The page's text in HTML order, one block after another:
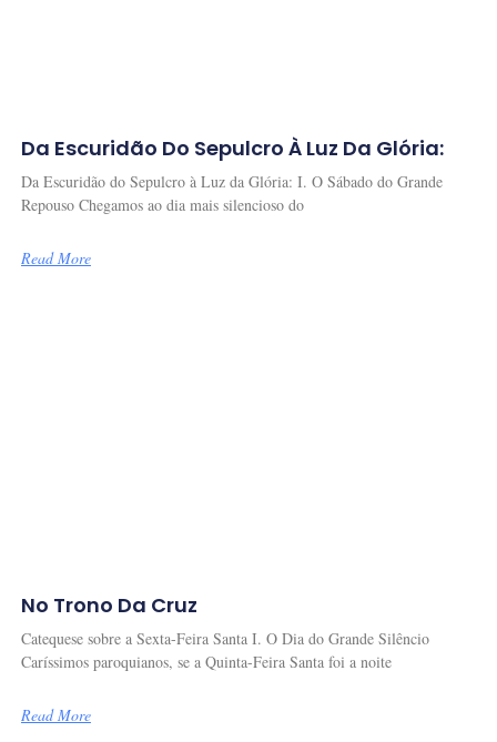
Da Escuridão Do Sepulcro À Luz Da Glória:
Da Escuridão do Sepulcro à Luz da Glória: I. O Sábado do Grande
Repouso Chegamos ao dia mais silencioso do
Read More
No Trono Da Cruz
Catequese sobre a Sexta-Feira Santa I. O Dia do Grande Silêncio
Caríssimos paroquianos, se a Quinta-Feira Santa foi a noite
Read More